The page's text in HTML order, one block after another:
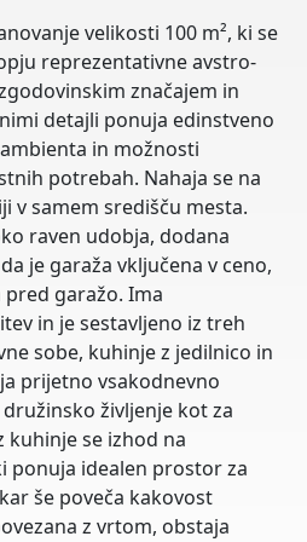
velikosti 100 m², ki se
reprezentativne avstro-
značajem in
detajli ponuja edinstveno
in možnosti
potrebah. Nahaja se na
v samem središču mesta.
raven udobja, dodana
je garaža vključena v ceno,
garažo. Ima
in je sestavljeno iz treh
sobe, kuhinje z jedilnico in
prijetno vsakodnevno
življenje kot za
kuhinje se izhod na
ponuja idealen prostor za
še poveča kakovost
z vrtom, obstaja